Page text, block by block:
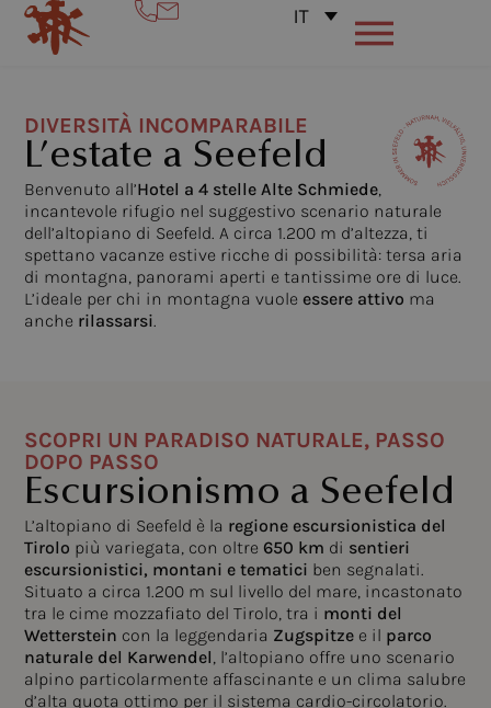
IT
DIVERSITÀ INCOMPARABILE
L’estate a Seefeld
Benvenuto all’Hotel a 4 stelle Alte Schmiede
incantevole rifugio nel suggestivo scenario naturale
dell’altopiano di Seefeld. A circa 1.200 m d’altezza, ti
spettano vacanze estive ricche di possibilità: tersa aria
di montagna, panorami aperti e tantissime ore di luce.
L’ideale per chi in montagna vuole essere attivo ma
anche rilassarsi
SCOPRI UN PARADISO NATURALE, PASSO
DOPO PASSO
Escursionismo a Seefeld
L’altopiano di Seefeld è la regione escursionistica del
Tirolo più variegata, con oltre 650 km di sentieri
escursionistici, montani e tematici ben segnalati.
Situato a circa 1.200 m sul livello del mare, incastonato
tra le cime mozzafiato del Tirolo, tra i monti del
Wetterstein con la leggendaria Zugspitze e il parco
naturale del Karwendel, l’altopiano offre uno scenario
alpino particolarmente affascinante e un clima salubre
d’alta quota ottimo per il sistema cardio-circolatorio.